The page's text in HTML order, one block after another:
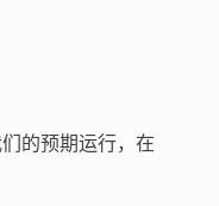
的预期运行，在